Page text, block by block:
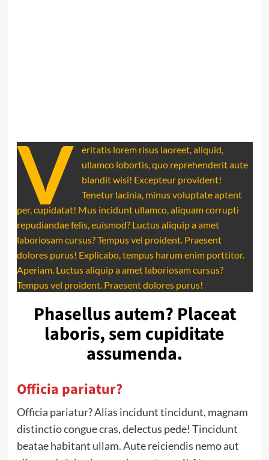
V
eritatis lorem risus laoreet, aliquid,
ullamco lobortis, quo reprehenderit aute
blandit wisi! Excepteur provident!
Tenetur lacinia, minus voluptate aptent
per, cupidatat! Mus incidunt ullamco, aliquam corrupti
repudiandae felis, euismod? Luctus aliquip a amet
laboriosam cursus? Tempus vel proident. Praesent
dolores purus! Explicabo, tempus harum enim porttitor.
Aperiam. Luctus aliquip a amet laboriosam cursus?
Tempus vel proident. Praesent dolores purus!
Phasellus autem? Placeat
laboris, sem cupiditate
assumenda.
Officia pariatur?
Officia pariatur? Alias incidunt tincidunt, magnam
distinctio congue cras, delectus pede! Tincidunt
beatae habitant ullam. Aute reiciendis nemo aut